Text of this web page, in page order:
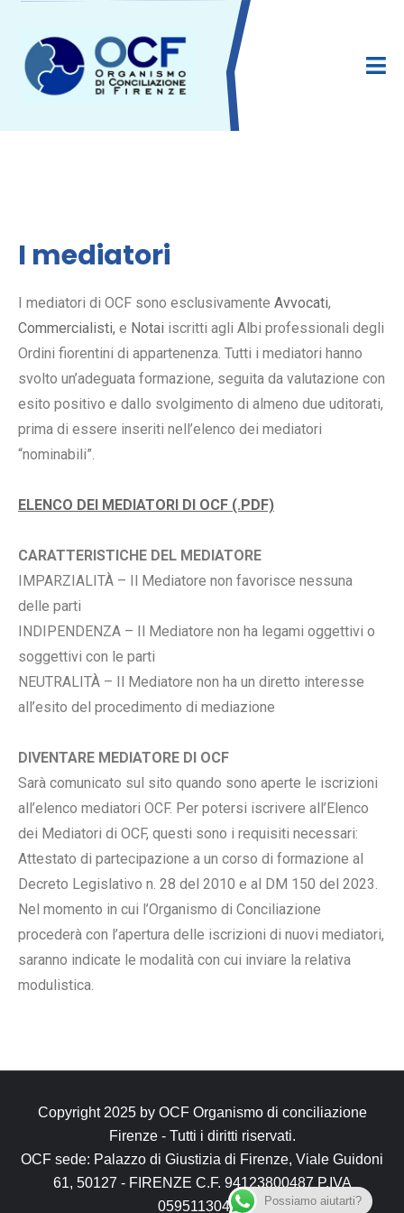
I mediatori
I mediatori di OCF sono esclusivamente Avvocati,
Commercialisti, e Notai iscritti agli Albi professionali degli
Ordini fiorentini di appartenenza. Tutti i mediatori hanno
svolto un’adeguata formazione, seguita da valutazione con
esito positivo e dallo svolgimento di almeno due uditorati,
prima di essere inseriti nell’elenco dei mediatori
“nominabili”.
ELENCO DEI MEDIATORI DI OCF (.PDF)
CARATTERISTICHE DEL MEDIATORE
IMPARZIALITÀ – Il Mediatore non favorisce nessuna
delle parti
INDIPENDENZA – Il Mediatore non ha legami oggettivi o
soggettivi con le parti
NEUTRALITÀ – Il Mediatore non ha un diretto interesse
all’esito del procedimento di mediazione
DIVENTARE MEDIATORE DI OCF
Sarà comunicato sul sito quando sono aperte le iscrizioni
all’elenco mediatori OCF. Per potersi iscrivere all’Elenco
dei Mediatori di OCF, questi sono i requisiti necessari:
Attestato di partecipazione a un corso di formazione al
Decreto Legislativo n. 28 del 2010 e al DM 150 del 2023.
Nel momento in cui l’Organismo di Conciliazione
procederà con l’apertura delle iscrizioni di nuovi mediatori,
saranno indicate le modalità con cui inviare la relativa
modulistica.
Copyright 2025 by OCF Organismo di conciliazione
Firenze- Tutti i diritti riservati.
OCF sede: Palazzo di Giustizia di Firenze, Viale Guidoni
61, 50127 - FIRENZE C.F. 94123800487 P.IVA
05951130482
Possiamo aiutarti?